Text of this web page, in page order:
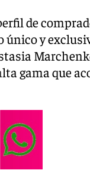
de
único y
gama que